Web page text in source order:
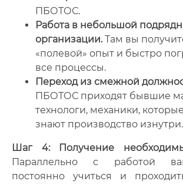
ПБОТОС.
Работа в небольшой
организации.Там вы
«полевой» опыт и быстро
все процессы.
Переход из смежной
ПБОТОС приходят бывшие
технологи, механики,
знают производство изнутри.
Шаг 4: Получение
Параллельно с работой
постоянно учиться и